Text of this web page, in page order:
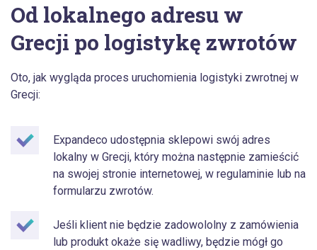
Od lokalnego adresu w
Grecji po logistykę zwrotów
Oto, jak wygląda proces uruchomienia logistyki zwrotnej w
Grecji:
Expandeco udostępnia sklepowi swój adres
lokalny w Grecji, który można następnie zamieścić
na swojej stronie internetowej, w regulaminie lub na
formularzu zwrotów.
Jeśli klient nie będzie zadowololny z zamówienia
lub produkt okaże się wadliwy, będzie mógł go